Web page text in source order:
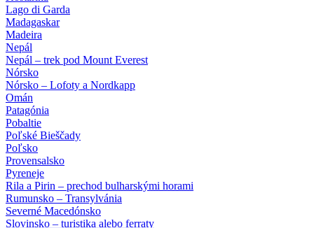
Lago di Garda
Madagaskar
Madeira
Nepál
Nepál – trek pod Mount Everest
Nórsko
Nórsko – Lofoty a Nordkapp
Omán
Patagónia
Pobaltie
Poľské Bieščady
Poľsko
Provensalsko
Pyreneje
Rila a Pirin – prechod bulharskými horami
Rumunsko – Transylvánia
Severné Macedónsko
Slovinsko – turistika alebo ferraty